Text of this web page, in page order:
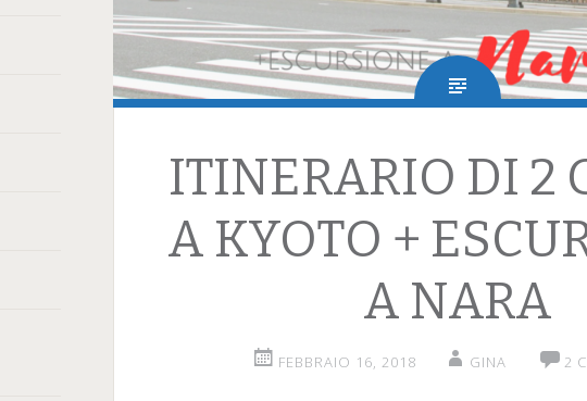
ITINERARIO DI 2
A KYOTO +
A NARA
FEBBRAIO 16, 2018 GINA 2